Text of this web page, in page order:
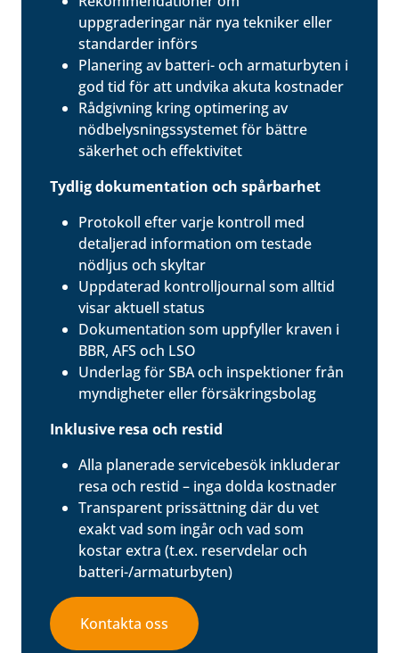
uppgraderingar när nya tekniker eller
standarder införs
Planering av batteri- och armaturbyten i
god tid för att undvika akuta kostnader
Rådgivning kring optimering av
nödbelysningssystemet för bättre
säkerhet och effektivitet
Tydlig dokumentation och spårbarhet
Protokoll efter varje kontroll med
detaljerad information om testade
nödljus och skyltar
Uppdaterad kontrolljournal som alltid
visar aktuell status
Dokumentation som uppfyller kraven i
BBR, AFS och LSO
Underlag för SBA och inspektioner från
myndigheter eller försäkringsbolag
Inklusive resa och restid
Alla planerade servicebesök inkluderar
resa och restid – inga dolda kostnader
Transparent prissättning där du vet
exakt vad som ingår och vad som
kostar extra (t.ex. reservdelar och
batteri-/armaturbyten)
Kontakta oss